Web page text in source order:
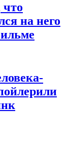
что
на него